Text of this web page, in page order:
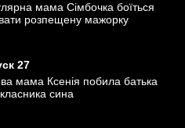
мама Сімбочка боїться
розпещену мажорку
27
мама Ксенія побила батька
сина